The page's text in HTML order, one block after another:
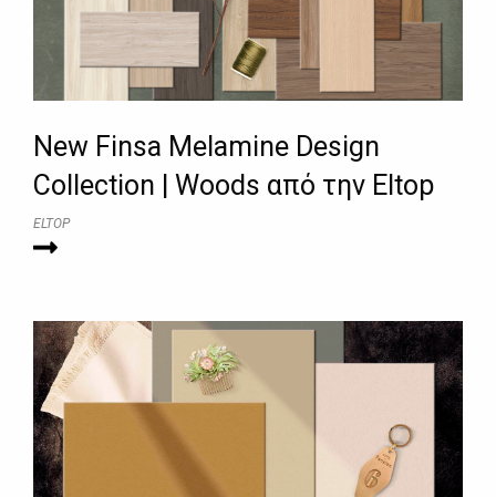
New Finsa Melamine Design
Collection | Woods από την Eltop
ELTOP